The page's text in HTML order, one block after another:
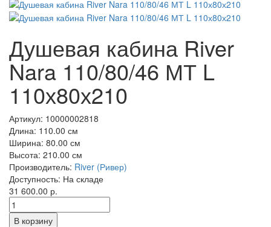
Душевая кабина River
Nara 110/80/46 МТ L
110х80х210
Артикул: 10000002818
Длина: 110.00 см
Ширина: 80.00 см
Высота: 210.00 см
Производитель: River (Ривер)
Доступность: На складе
31 600.00 р.